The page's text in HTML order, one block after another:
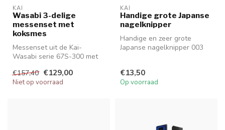
KAI
Wasabi 3-delige
messenset met
koksmes
Messenset uit de Kai-
Wasabi serie 67S-300 met
universeelmes e...
€157,40 €129,00
Niet op voorraad
KAI
Handige grote Japanse
nagelknipper
Handige en zeer grote
Japanse nagelknipper 003
€13,50
Op voorraad